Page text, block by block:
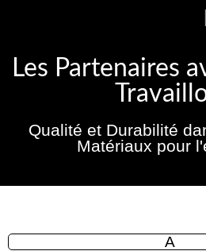
Les Partenaires
Qualité et Durabilité
Matériaux pour
A